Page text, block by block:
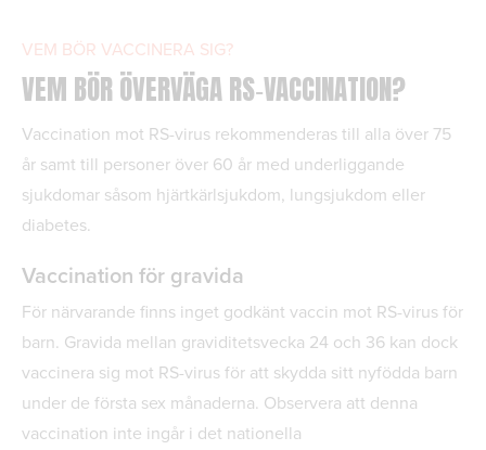
VEM BÖR VACCINERA SIG?
VEM BÖR ÖVERVÄGA RS‑VACCINATION?
Vaccination mot RS-virus rekommenderas till alla över 75
år samt till personer över 60 år med underliggande
sjukdomar såsom hjärtkärlsjukdom, lungsjukdom eller
diabetes.
Vaccination för gravida
För närvarande finns inget godkänt vaccin mot RS-virus för
barn. Gravida mellan graviditetsvecka 24 och 36 kan dock
vaccinera sig mot RS-virus för att skydda sitt nyfödda barn
under de första sex månaderna. Observera att denna
vaccination inte ingår i det nationella